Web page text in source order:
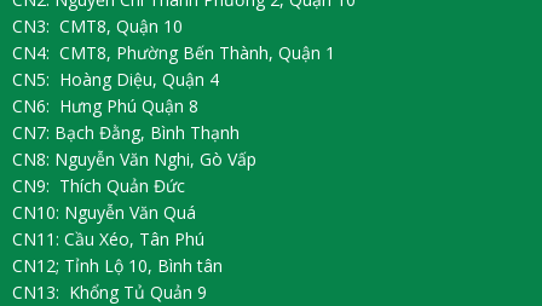
CN3: CMT8, Quận 10
CN4: CMT8, Phường Bến Thành, Quận 1
CN5: Hoàng Diệu, Quận 4
CN6: Hưng Phú Quận 8
CN7: Bạch Đằng, Bình Thạnh
CN8: Nguyễn Văn Nghi, Gò Vấp
CN9: Thích Quản Đức
CN10: Nguyễn Văn Quá
CN11: Cầu Xéo, Tân Phú
CN12; Tỉnh Lộ 10, Bình tân
CN13: Khổng Tủ Quản 9